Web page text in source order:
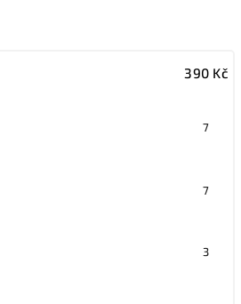
390 Kč
7
7
3